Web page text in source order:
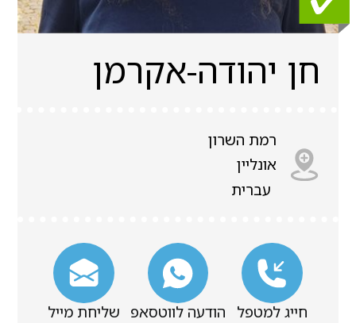
חן יהודה-אקרמן
רמת השרון
אונליין
עברית
חייג למטפל הודעה לווטסאפ שליחת מייל